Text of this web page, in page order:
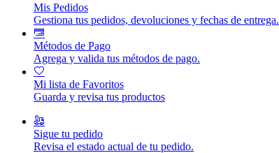
Mis Pedidos
Gestiona tus pedidos, devoluciones y fechas de entrega.
Métodos de Pago
Agrega y valida tus métodos de pago.
Mi lista de Favoritos
Guarda y revisa tus productos
Sigue tu pedido
Revisa el estado actual de tu pedido.